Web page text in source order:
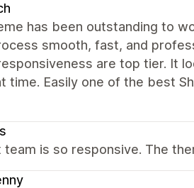
has been outstanding to
smooth, fast, and
are top tier. It
time. Easily one of the best
is so responsive. The